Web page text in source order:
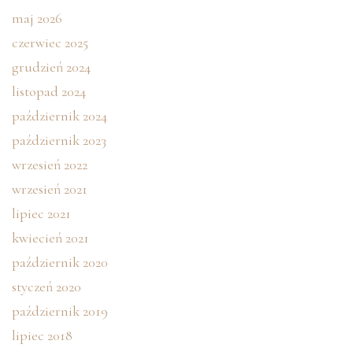
maj 2026
czerwiec 2025
grudzień 2024
listopad 2024
październik 2024
październik 2023
wrzesień 2022
wrzesień 2021
lipiec 2021
kwiecień 2021
październik 2020
styczeń 2020
październik 2019
lipiec 2018